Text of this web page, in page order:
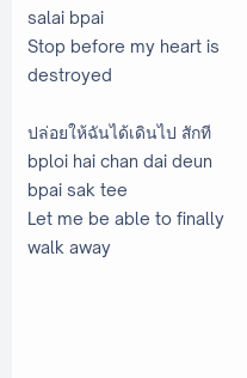
salai bpai
Stop before my heart is
destroyed
ปล่อยให้ฉันได้เดินไป สักที
bploi hai chan dai deun
bpai sak tee
Let me be able to finally
walk away